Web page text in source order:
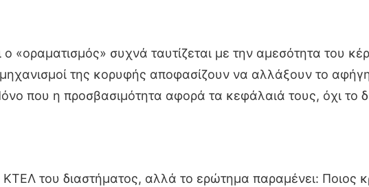
«οραματισμός» συχνά ταυτίζεται με την αμεσότητα του
μηχανισμοί της κορυφής αποφασίζουν να αλλάξουν το
που η προσβασιμότητα αφορά τα κεφάλαιά τους, όχι το
του διαστήματος, αλλά το ερώτημα παραμένει: Ποιος